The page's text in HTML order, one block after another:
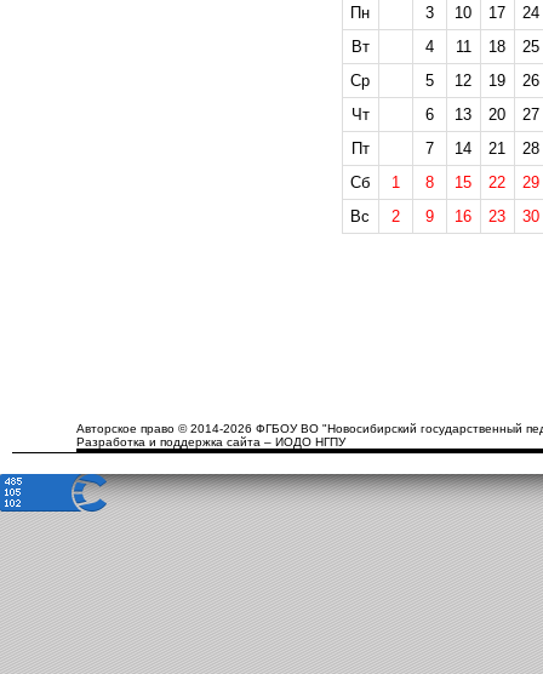
Пн
3 10 17
24
Вт
4 11 18
25
Ср
5 12 19
26
Чт
6 13 20
27
Пт
7 14 21
28
Сб
1 8 15 22
29
Вс
2 9 16 23 30
Авторское право © 2014-2026 ФГБОУ ВО "Новосибирский государственный
Разработка и поддержка сайта – ИОДО НГПУ